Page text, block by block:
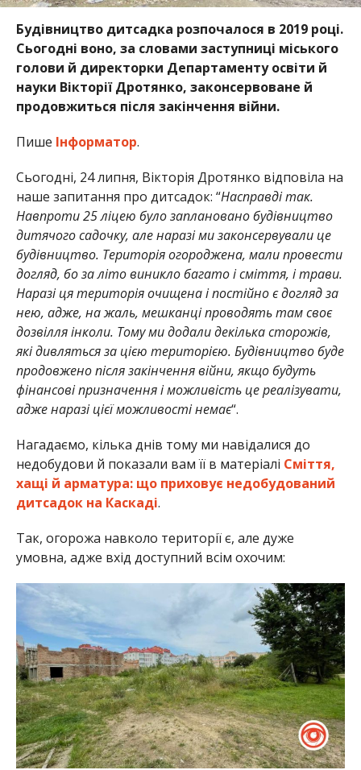
Будівництво дитсадка розпочалося в 2019 році.
Сьогодні воно, за словами заступниці міського
голови й директорки Департаменту освіти й
науки Вікторії Дротянко, законсервоване й
продовжиться після закінчення війни.
Пише Інформатор.
Сьогодні, 24 липня, Вікторія Дротянко відповіла на
наше запитання про дитсадок: “Насправді так.
Навпроти 25 ліцею було заплановано будівництво
дитячого садочку, але наразі ми законсервували це
будівництво. Територія огороджена, мали провести
догляд, бо за літо виникло багато і сміття, і трави.
Наразі ця територія очищена і постійно є догляд за
нею, адже, на жаль, мешканці проводять там своє
дозвілля інколи. Тому ми додали декілька сторожів,
які дивляться за цією територією. Будівництво буде
продовжено після закінчення війни, якщо будуть
фінансові призначення і можливість це реалізувати,
адже наразі цієї можливості немає“.
Нагадаємо, кілька днів тому ми навідалися до
недобудови й показали вам її в матеріалі Сміття,
хащі й арматура: що приховує недобудований
дитсадок на Каскаді.
Так, огорожа навколо території є, але дуже
умовна, адже вхід доступний всім охочим: